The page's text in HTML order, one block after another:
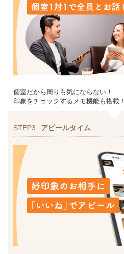
個室だから周りも気にならない！
印象をチェックするメモ機能も搭載！
STEP3 アピールタイム